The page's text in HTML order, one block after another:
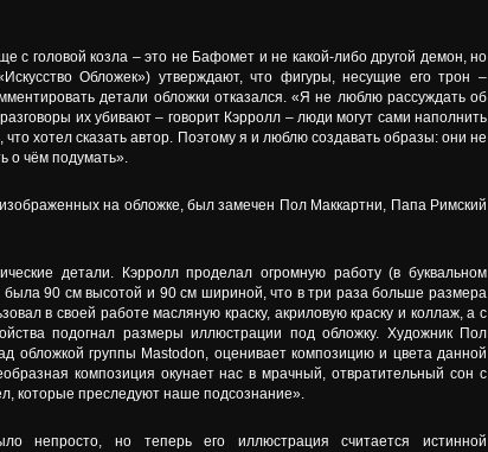
с головой козла – это не Бафомет и не какой-либо другой демон, но
Обложек») утверждают, что фигуры, несущие его трон –
детали обложки отказался. «Я не люблю рассуждать об
их убивают – говорит Кэрролл – люди могут сами наполнить
хотел сказать автор. Поэтому я и люблю создавать образы: они не
о чём подумать».
на обложке, был замечен Пол Маккартни, Папа Римский
детали. Кэрролл проделал огромную работу (в буквальном
90 см высотой и 90 см шириной, что в три раза больше размера
в своей работе масляную краску, акриловую краску и коллаж, а с
подогнал размеры иллюстрации под обложку. Художник Пол
обложкой группы Mastodon, оценивает композицию и цвета данной
композиция окунает нас в мрачный, отвратительный сон с
которые преследуют наше подсознание».
непросто, но теперь его иллюстрация считается истинной